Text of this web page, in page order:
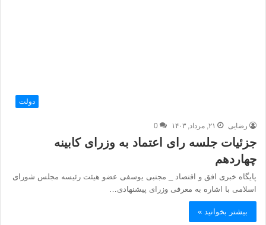
دولت
رضایی ۲۱, مرداد, ۱۴۰۳ 0
جزئیات جلسه رای اعتماد به وزرای کابینه
چهاردهم
پایگاه خبری افق و اقتصاد _ مجتبی یوسفی عضو هیئت رئیسه مجلس شورای
اسلامی با اشاره به معرفی وزرای پیشنهادی…
بیشتر بخوانید »